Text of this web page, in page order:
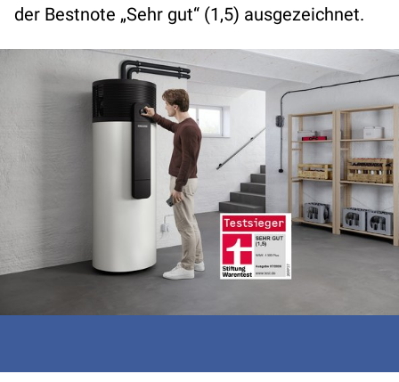
der Bestnote „Sehr gut“ (1,5) ausgezeichnet.